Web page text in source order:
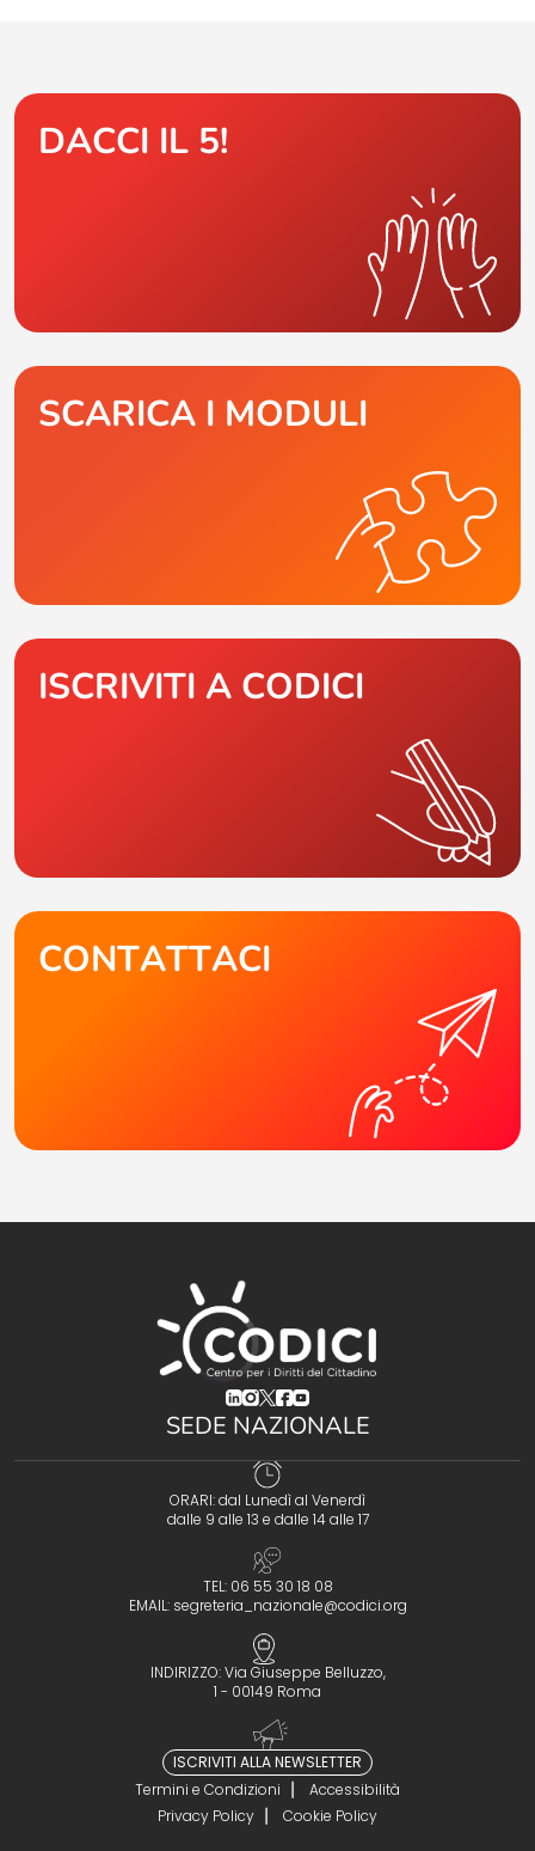
DACCI IL 5!
SCARICA I MODULI
ISCRIVITI A CODICI
CONTATTACI
(opens in a new tab)
(opens in a new tab)
(opens in a new tab)
(opens in a new tab)
(opens in a new tab)
SEDE NAZIONALE
ORARI: dal Lunedì al Venerdì
dalle 9 alle 13 e dalle 14 alle 17
TEL: 06 55 30 18 08
EMAIL: segreteria_nazionale@codici.org
INDIRIZZO: Via Giuseppe Belluzzo,
1 - 00149 Roma
ISCRIVITI ALLA NEWSLETTER
Termini e Condizioni
Accessibilità
Privacy Policy
Cookie Policy